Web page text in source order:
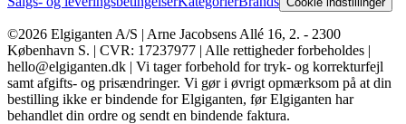
©2026 Elgiganten A/S | Arne Jacobsens Allé 16, 2. - 2300
København S. | CVR: 17237977 | Alle rettigheder forbeholdes |
hello@elgiganten.dk | Vi tager forbehold for tryk- og korrekturfejl
samt afgifts- og prisændringer. Vi gør i øvrigt opmærksom på at din
bestilling ikke er bindende for Elgiganten, før Elgiganten har
behandlet din ordre og sendt en bindende faktura.